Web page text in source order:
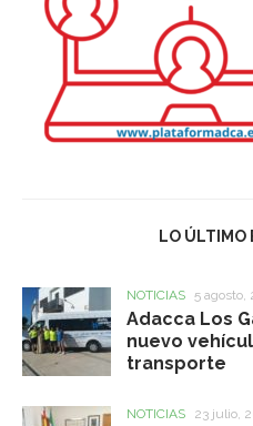
LO ÚLTIMO
NOTICIAS 5 agosto,
Adacca Los
nuevo
transporte
NOTICIAS 23 julio,